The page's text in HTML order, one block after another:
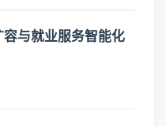
与就业服务智能化